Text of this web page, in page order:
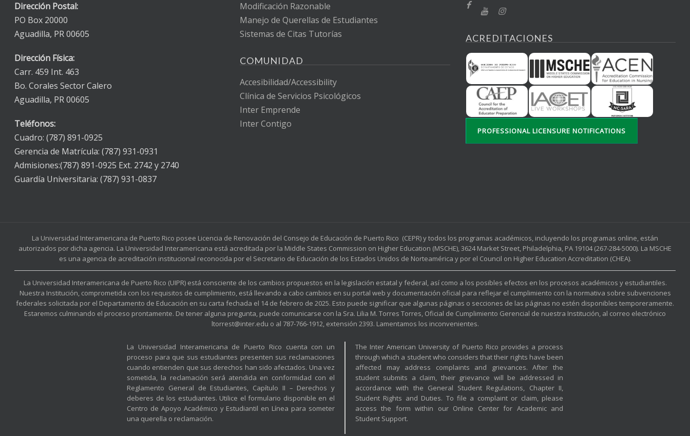
Dirección Postal:
PO Box 20000
Aguadilla, PR 00605
Dirección Física:
Carr. 459 Int. 463
Bo. Corales Sector Calero
Aguadilla, PR 00605
Teléfonos:
Cuadro: (787) 891-0925
Gerencia de Matrícula: (787) 931-0931
Admisiones:(787) 891-0925 Ext. 2742 y 2740
Guardía Universitaria: (787) 931-0837
Modificación Razonable
Manejo de Querellas de Estudiantes
Sistemas de Citas Tutorías
COMUNIDAD
Accesibilidad/Accessibility
Clínica de Servicios Psicológicos
Inter Emprende
Inter Contigo
ACREDITACIONES
PROFESSIONAL LICENSURE NOTIFICATIONS
La Universidad Interamericana de Puerto Rico posee Licencia de Renovación del Consejo de Educación de Puerto Rico (CEPR) y todos los programas académicos, incluyendo los programas online, están
autorizados por dicha agencia. La Universidad Interamericana está acreditada por la Middle States Commission on Higher Education (MSCHE), 3624 Market Street, Philadelphia, PA 19104 (267-284-5000). La MSCHE
es una agencia de acreditación institucional reconocida por el Secretario de Educación de los Estados Unidos de Norteamérica y por el Council on Higher Education Accreditation (CHEA).
La Universidad Interamericana de Puerto Rico (UIPR) está consciente de los cambios propuestos en la legislación estatal y federal, así como a los posibles efectos en los procesos académicos y estudiantiles.
Nuestra Institución, comprometida con los requisitos de cumplimiento, está llevando a cabo cambios en su portal web y documentación oficial para reflejar el cumplimiento con la normativa sobre subvenciones
federales solicitada por el Departamento de Educación en su carta fechada el 14 de febrero de 2025. Esto puede significar que algunas páginas o secciones de las páginas no estén disponibles temporeramente.
Estaremos culminando el proceso prontamente. De tener alguna pregunta, puede comunicarse con la Sra. Lilia M. Torres Torres, Oficial de Cumplimiento Gerencial de nuestra Institución, al correo electrónico
ltorrest@inter.edu o al 787-766-1912, extensión 2393. Lamentamos los inconvenientes.
La Universidad Interamericana de Puerto Rico cuenta con un
proceso para que sus estudiantes presenten sus reclamaciones
cuando entienden que sus derechos han sido afectados. Una vez
sometida, la reclamación será atendida en conformidad con el
Reglamento General de Estudiantes, Capítulo II – Derechos y
deberes de los estudiantes. Utilice el formulario disponible en el
Centro de Apoyo Académico y Estudiantil en Línea para someter
una querella o reclamación.
The Inter American University of Puerto Rico provides a process
through which a student who considers that their rights have been
affected may address complaints and grievances. After the
student submits a claim, their grievance will be addressed in
accordance with the General Student Regulations, Chapter II,
Student Rights and Duties. To file a complaint or claim, please
access the form within our Online Center for Academic and
Student Support.